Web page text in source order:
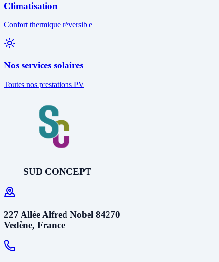
Climatisation
Confort thermique réversible
Nos services solaires
Toutes nos prestations PV
SUD CONCEPT
227 Allée Alfred Nobel 84270
Vedène, France